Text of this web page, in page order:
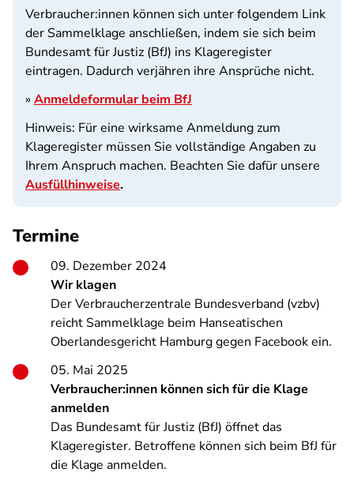
Verbraucher:innen können sich unter folgendem Link
der Sammelklage anschließen, indem sie sich beim
Bundesamt für Justiz (BfJ) ins Klageregister
eintragen. Dadurch verjähren ihre Ansprüche nicht.
» Anmeldeformular beim BfJ
Hinweis: Für eine wirksame Anmeldung zum
Klageregister müssen Sie vollständige Angaben zu
Ihrem Anspruch machen. Beachten Sie dafür unsere
Ausfüllhinweise.
Termine
09. Dezember 2024
Wir klagen
Der Verbraucherzentrale Bundesverband (vzbv)
reicht Sammelklage beim Hanseatischen
Oberlandesgericht Hamburg gegen Facebook ein.
05. Mai 2025
Verbraucher:innen können sich für die Klage
anmelden
Das Bundesamt für Justiz (BfJ) öffnet das
Klageregister. Betroffene können sich beim BfJ für
die Klage anmelden.